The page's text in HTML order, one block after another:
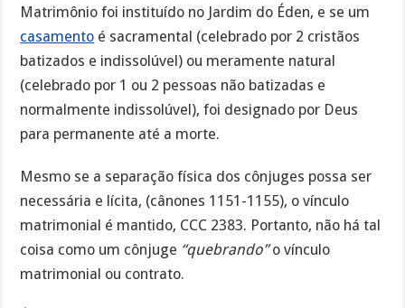
Matrimônio foi instituído no Jardim do Éden, e se um
casamento é sacramental (celebrado por 2 cristãos
batizados e indissolúvel) ou meramente natural
(celebrado por 1 ou 2 pessoas não batizadas e
normalmente indissolúvel), foi designado por Deus
para permanente até a morte.
Mesmo se a separação física dos cônjuges possa ser
necessária e lícita, (cânones 1151-1155), o vínculo
matrimonial é mantido, CCC 2383. Portanto, não há tal
coisa como um cônjuge “quebrando”o vínculo
matrimonial ou contrato.